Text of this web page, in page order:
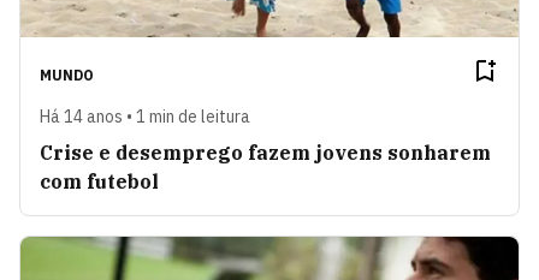
MUNDO
Há 14 anos • 1 min de leitura
Crise e desemprego fazem jovens sonharem
com futebol